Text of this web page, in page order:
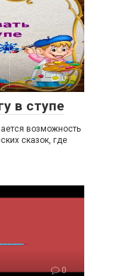
0
в ступе
возможность
сказок, где
0